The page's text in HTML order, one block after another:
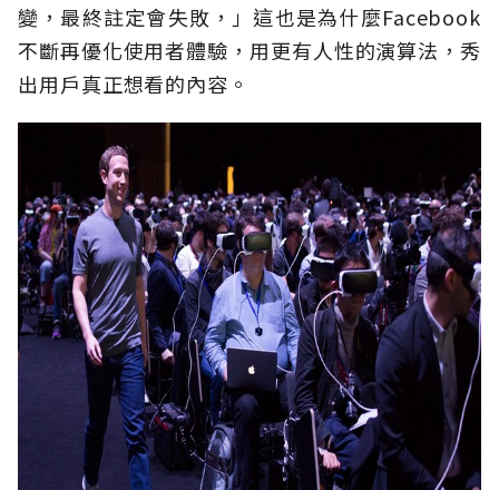
變，最終註定會失敗，」這也是為什麼Facebook
不斷再優化使用者體驗，用更有人性的演算法，秀
出用戶真正想看的內容。